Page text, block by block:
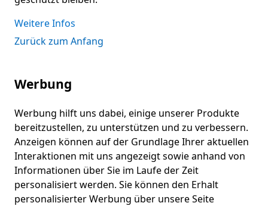
Weitere Infos
Zurück zum Anfang
Werbung
Werbung hilft uns dabei, einige unserer Produkte
bereitzustellen, zu unterstützen und zu verbessern.
Anzeigen können auf der Grundlage Ihrer aktuellen
Interaktionen mit uns angezeigt sowie anhand von
Informationen über Sie im Laufe der Zeit
personalisiert werden. Sie können den Erhalt
personalisierter Werbung über unsere Seite